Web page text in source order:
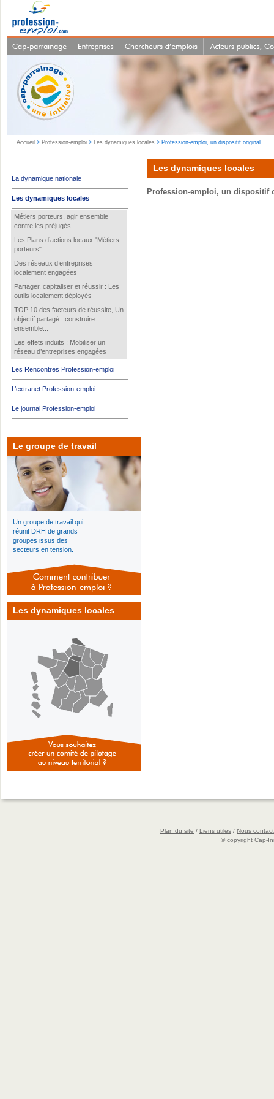
Accueil > Profession-emploi > Les dynamiques locales > Profession-emploi, un dispositif original
Les dynamiques locales
Profession-emploi, un dispositif
La dynamique nationale
Les dynamiques locales
Métiers porteurs, agir ensemble
contre les préjugés
Les Plans d’actions locaux "Métiers
porteurs"
Des réseaux d’entreprises
localement engagées
Partager, capitaliser et réussir : Les
outils localement déployés
TOP 10 des facteurs de réussite, Un
objectif partagé : construire
ensemble...
Les effets induits : Mobiliser un
réseau d’entreprises engagées
Les Rencontres Profession-emploi
L’extranet Profession-emploi
Le journal Profession-emploi
Le groupe de travail
Un groupe de travail qui
réunit DRH de grands
groupes issus des
secteurs en tension.
Les dynamiques locales
Plan du site / Liens utiles / Nous
© copyright Cap-